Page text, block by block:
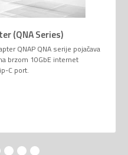
(QNA Series)
QNAP QNA serije pojačava
brzom 10GbE internet
C port.